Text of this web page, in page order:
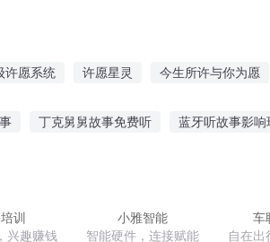
许愿系统 许愿星灵 今生所许与你为愿
丁克舅舅故事免费听 蓝牙听故事影响
训
兴趣赚钱
小雅智能
智能硬件，连接赋能
车
自在出